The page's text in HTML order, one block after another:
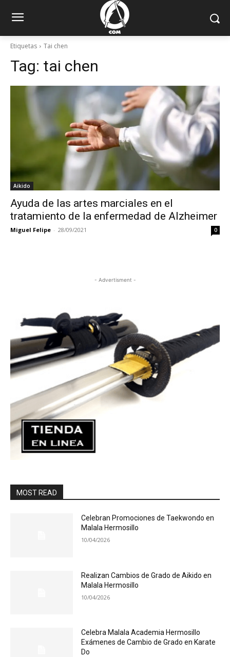
Etiquetas Tai chen
Tag: tai chen
Aikido
Ayuda de las artes marciales en el
tratamiento de la enfermedad de Alzheimer
Miguel Felipe - 28/09/2021 0
- Advertisment -
MOST READ
Celebran Promociones de Taekwondo en
Malala Hermosillo
10/04/2026
Realizan Cambios de Grado de Aikido en
Malala Hermosillo
10/04/2026
Celebra Malala Academia Hermosillo
Exámenes de Cambio de Grado en Karate
Do